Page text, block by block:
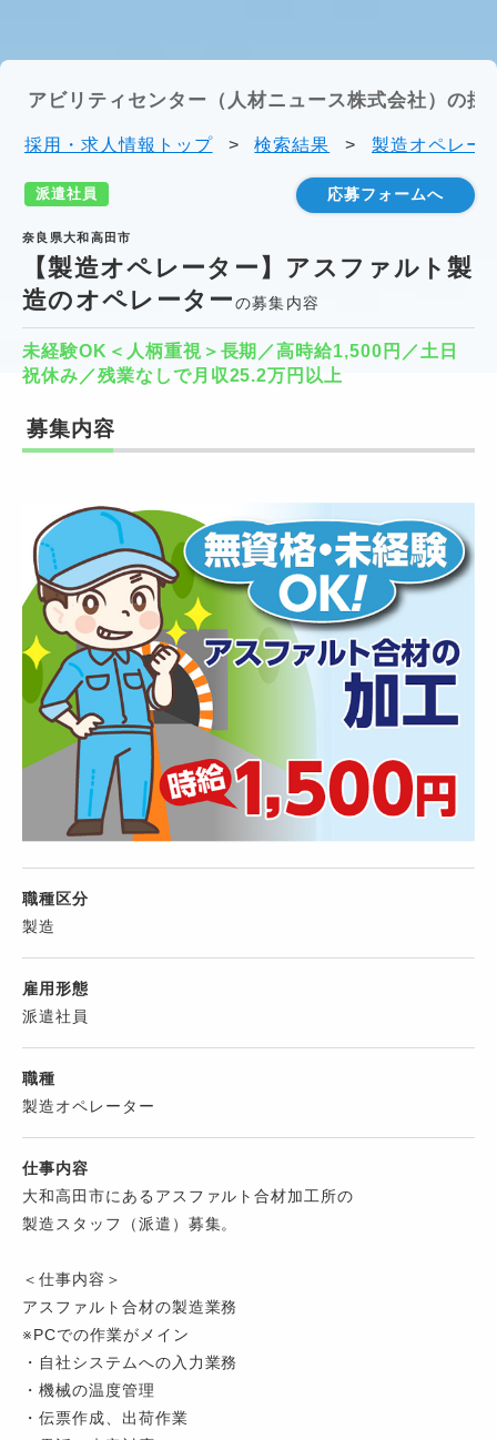
アビリティセンター（人材ニュース株式会社）の採
採用・求人情報トップ > 検索結果 > 製造オペレー
派遣社員 応募フォームへ
奈良県大和高田市
【製造オペレーター】アスファルト製
造のオペレーターの募集内容
未経験OK＜人柄重視＞長期／高時給1,500円／土日
祝休み／残業なしで月収25.2万円以上
募集内容
職種区分
製造
雇用形態
派遣社員
職種
製造オペレーター
仕事内容
大和高田市にあるアスファルト合材加工所の
製造スタッフ（派遣）募集。
＜仕事内容＞
アスファルト合材の製造業務
※PCでの作業がメイン
・自社システムへの入力業務
・機械の温度管理
・伝票作成、出荷作業